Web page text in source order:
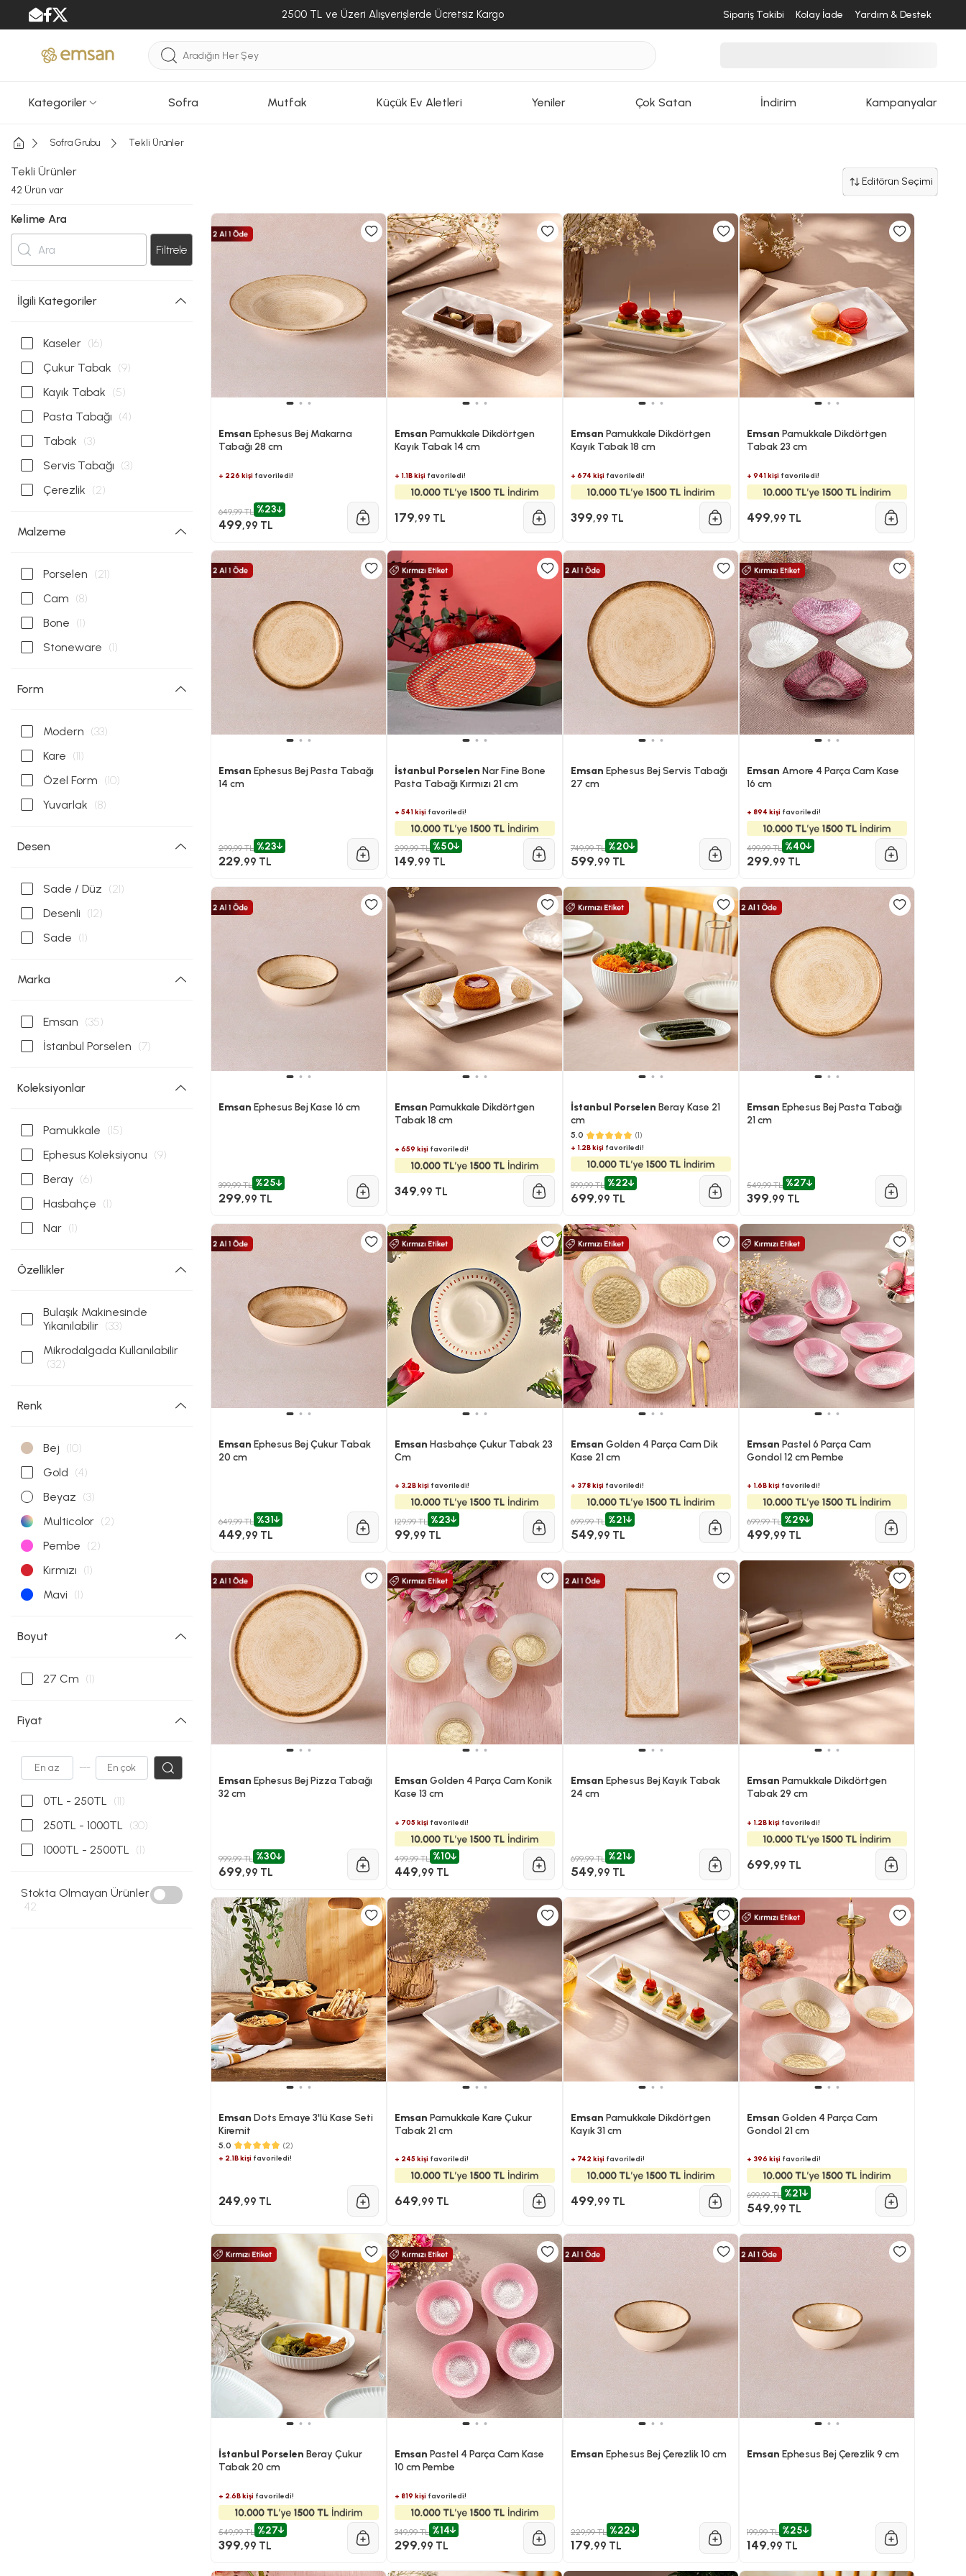
2500 TL ve Üzeri Alışverişlerde Ücretsiz Kargo Sipariş Takibi Kolay İade Yardım & Destek
Kategoriler Sofra Mutfak Küçük Ev Aletleri Yeniler Çok Satan İndirim Kampanyalar
Sofra Grubu Tekli Ürünler
Tekli Ürünler
42 Ürün var
Kelime Ara
Filtrele
İlgili Kategoriler
Kaseler (16)
Çukur Tabak (9)
Kayık Tabak (5)
Pasta Tabağı (4)
Tabak (3)
Servis Tabağı (3)
Çerezlik (2)
Malzeme
Porselen (21)
Cam (8)
Bone (1)
Stoneware (1)
Form
Modern (33)
Kare (11)
Özel Form (10)
Yuvarlak (8)
Desen
Sade / Düz (21)
Desenli (12)
Sade (1)
Marka
Emsan (35)
İstanbul Porselen (7)
Koleksiyonlar
Pamukkale (15)
Ephesus Koleksiyonu (9)
Beray (6)
Hasbahçe (1)
Nar (1)
Özellikler
Bulaşık Makinesinde
Yıkanılabilir (33)
Mikrodalgada Kullanılabilir
(32)
Renk
Bej (10)
Gold (4)
Beyaz (3)
Multicolor (2)
Pembe (2)
Kırmızı (1)
Mavi (1)
Boyut
27 Cm (1)
Fiyat
---
0TL - 250TL (11)
250TL - 1000TL (30)
1000TL - 2500TL (1)
Stokta Olmayan Ürünler
42
Editörün Seçimi
Emsan Ephesus Bej Makarna
Tabağı 28 cm
+ 226 kişifavoriledi!
649,99 TL %23
499,99 TL
Emsan Pamukkale Dikdörtgen
Kayık Tabak 14 cm
+ 1.1B kişifavoriledi!
179,99 TL
Emsan Pamukkale Dikdörtgen
Kayık Tabak 18 cm
+ 674 kişifavoriledi!
399,99 TL
Emsan Pamukkale Dikdörtgen
Tabak 23 cm
+ 941 kişi favoriledi!
499,99 TL
Emsan Ephesus Bej Pasta Tabağı
14 cm
299,99 TL %23
229,99 TL
İstanbul Porselen Nar Fine Bone
Pasta Tabağı Kırmızı 21 cm
+ 541 kişifavoriledi!
299,99 TL %50
149,99 TL
Emsan Ephesus Bej Servis Tabağı
27 cm
749,99 TL %20
599,99 TL
Emsan Amore 4 Parça Cam Kase
16 cm
+ 894 kişi favoriledi!
499,99 TL %40
299,99 TL
Emsan Ephesus Bej Kase 16 cm
399,99 TL %25
299,99 TL
Emsan Pamukkale Dikdörtgen
Tabak 18 cm
+ 659 kişifavoriledi!
349,99 TL
İstanbul Porselen Beray Kase 21
cm
5.0 (1)
+ 1.2B kişifavoriledi!
899,99 TL %22
699,99 TL
Emsan Ephesus Bej Pasta Tabağı
21 cm
549,99 TL %27
399,99 TL
Emsan Ephesus Bej Çukur Tabak
20 cm
649,99 TL %31
449,99 TL
Emsan Hasbahçe Çukur Tabak 23
Cm
+ 3.2B kişifavoriledi!
129,99 TL %23
99,99 TL
Emsan Golden 4 Parça Cam Dik
Kase 21 cm
+ 378 kişifavoriledi!
699,99 TL %21
549,99 TL
Emsan Pastel 6 Parça Cam
Gondol 12 cm Pembe
+ 1.6B kişi favoriledi!
699,99 TL %29
499,99 TL
Emsan Ephesus Bej Pizza Tabağı
32 cm
999,99 TL %30
699,99 TL
Emsan Golden 4 Parça Cam Konik
Kase 13 cm
+ 705 kişifavoriledi!
499,99 TL %10
449,99 TL
Emsan Ephesus Bej Kayık Tabak
24 cm
699,99 TL %21
549,99 TL
Emsan Pamukkale Dikdörtgen
Tabak 29 cm
+ 1.2B kişi favoriledi!
699,99 TL
Emsan Dots Emaye 3'lü Kase Seti
Kiremit
5.0 (2)
+ 2.1B kişifavoriledi!
249,99 TL
Emsan Pamukkale Kare Çukur
Tabak 21 cm
+ 245 kişifavoriledi!
649,99 TL
Emsan Pamukkale Dikdörtgen
Kayık 31 cm
+ 742 kişifavoriledi!
499,99 TL
Emsan Golden 4 Parça Cam
Gondol 21 cm
+ 396 kişi favoriledi!
699,99 TL %21
549,99 TL
İstanbul Porselen Beray Çukur
Tabak 20 cm
+ 2.6B kişifavoriledi!
549,99 TL %27
399,99 TL
Emsan Pastel 4 Parça Cam Kase
10 cm Pembe
+ 819 kişifavoriledi!
349,99 TL %14
299,99 TL
Emsan Ephesus Bej Çerezlik 10 cm
229,99 TL %22
179,99 TL
Emsan Ephesus Bej Çerezlik 9 cm
199,99 TL %25
149,99 TL